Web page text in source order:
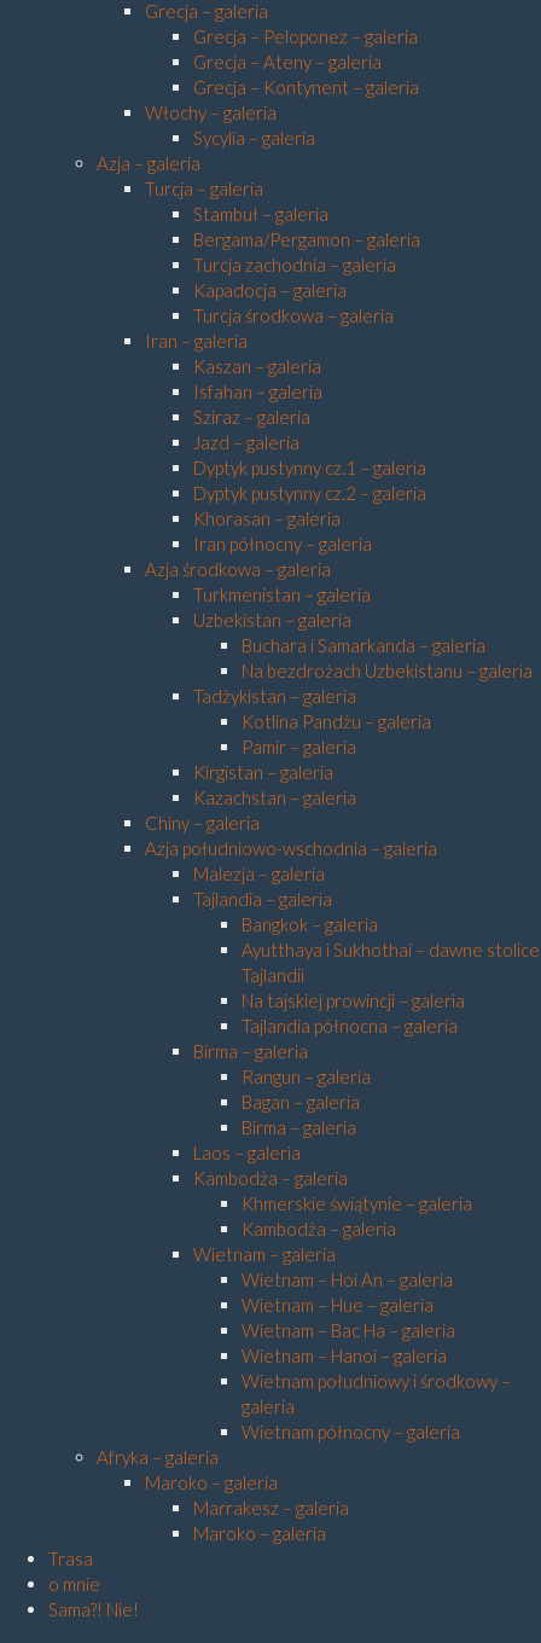
Grecja – galeria
Grecja – Peloponez – galeria
Grecja – Ateny – galeria
Grecja – Kontynent – galeria
Włochy – galeria
Sycylia – galeria
Azja – galeria
Turcja – galeria
Stambuł – galeria
Bergama/Pergamon – galeria
Turcja zachodnia – galeria
Kapadocja – galeria
Turcja środkowa – galeria
Iran – galeria
Kaszan – galeria
Isfahan – galeria
Sziraz – galeria
Jazd – galeria
Dyptyk pustynny cz.1 – galeria
Dyptyk pustynny cz.2 – galeria
Khorasan – galeria
Iran północny – galeria
Azja środkowa – galeria
Turkmenistan – galeria
Uzbekistan – galeria
Buchara i Samarkanda – galeria
Na bezdrożach Uzbekistanu – galeria
Tadżykistan – galeria
Kotlina Pandżu – galeria
Pamir – galeria
Kirgistan – galeria
Kazachstan – galeria
Chiny – galeria
Azja południowo-wschodnia – galeria
Malezja – galeria
Tajlandia – galeria
Bangkok – galeria
Ayutthaya i Sukhothai – dawne stolice
Tajlandii
Na tajskiej prowincji – galeria
Tajlandia północna – galeria
Birma – galeria
Rangun – galeria
Bagan – galeria
Birma – galeria
Laos – galeria
Kambodża – galeria
Khmerskie świątynie – galeria
Kambodża – galeria
Wietnam – galeria
Wietnam – Hoi An – galeria
Wietnam – Hue – galeria
Wietnam – Bac Ha – galeria
Wietnam – Hanoi – galeria
Wietnam południowy i środkowy –
galeria
Wietnam północny – galeria
Afryka – galeria
Maroko – galeria
Marrakesz – galeria
Maroko – galeria
Trasa
o mnie
Sama?! Nie!